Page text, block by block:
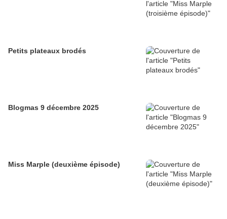
Petits plateaux brodés
Blogmas 9 décembre 2025
Miss Marple (deuxième épisode)